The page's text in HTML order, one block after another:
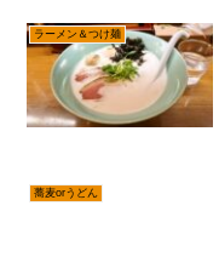
ラーメン＆つけ麺
蕎麦orうどん